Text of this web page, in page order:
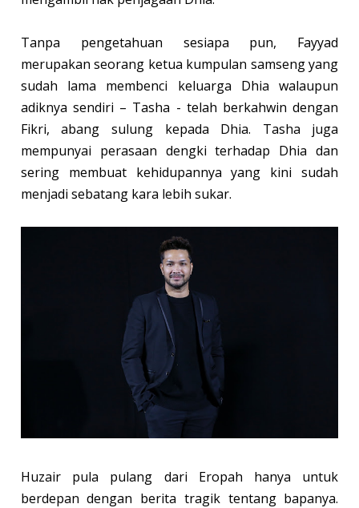
Tanpa pengetahuan sesiapa pun, Fayyad
merupakan seorang ketua kumpulan samseng yang
sudah lama membenci keluarga Dhia walaupun
adiknya sendiri – Tasha - telah berkahwin dengan
Fikri, abang sulung kepada Dhia. Tasha juga
mempunyai perasaan dengki terhadap Dhia dan
sering membuat kehidupannya yang kini sudah
menjadi sebatang kara lebih sukar.
Huzair pula pulang dari Eropah hanya untuk
berdepan dengan berita tragik tentang bapanya.